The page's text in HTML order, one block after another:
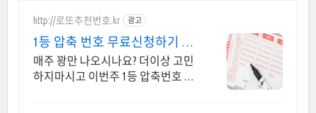
http://로또추천번호.kr 광고
1등 압축 번호 무료신청하기 10
조합 압축번호무료신청하기
매주 꽝만 나오시나요? 더이상 고민
하지마시고 이번주 1등 압축번호 무